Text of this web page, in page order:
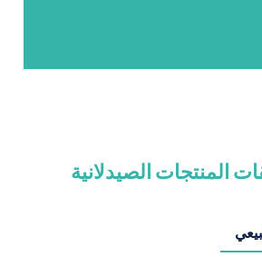
المنتجات الصيدلانية